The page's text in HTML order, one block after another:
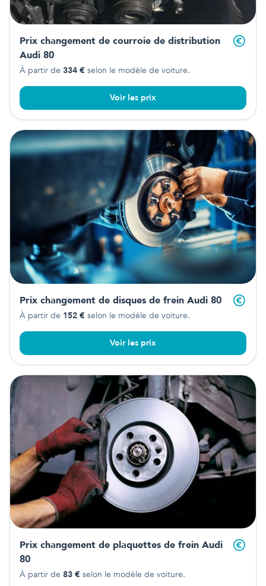
Prix changement de courroie de distribution
Audi 80
À partir de 334 € selon le modèle de voiture.
Voir les prix
Prix changement de disques de frein Audi 80
À partir de 152 € selon le modèle de voiture.
Voir les prix
Prix changement de plaquettes de frein Audi
80
À partir de 83 € selon le modèle de voiture.